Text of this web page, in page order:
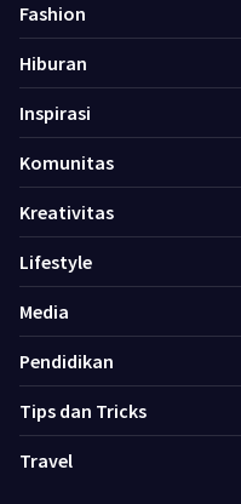
Fashion
Hiburan
Inspirasi
Komunitas
Kreativitas
Lifestyle
Media
Pendidikan
Tips dan Tricks
Travel